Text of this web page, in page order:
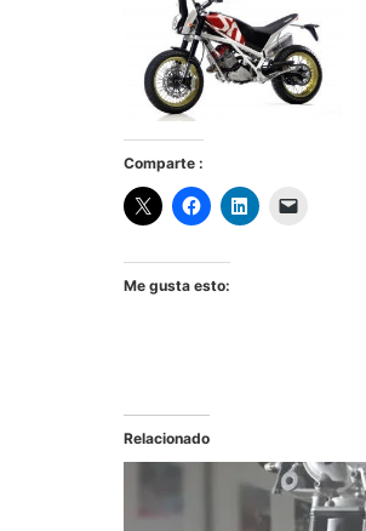
Comparte :
Me gusta esto:
Relacionado